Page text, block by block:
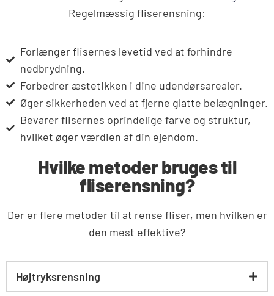
Regelmæssig fliserensning:
Forlænger flisernes levetid ved at forhindre
nedbrydning.
Forbedrer æstetikken i dine udendørsarealer.
Øger sikkerheden ved at fjerne glatte belægninger.
Bevarer flisernes oprindelige farve og struktur,
hvilket øger værdien af din ejendom.
Hvilke metoder bruges til
fliserensning?
Der er flere metoder til at rense fliser, men hvilken er
den mest effektive?
Højtryksrensning